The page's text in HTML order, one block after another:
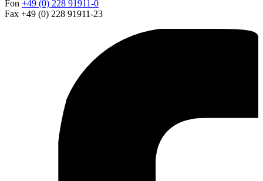
Fon +49 (0) 228 91911-0
Fax +49 (0) 228 91911-23